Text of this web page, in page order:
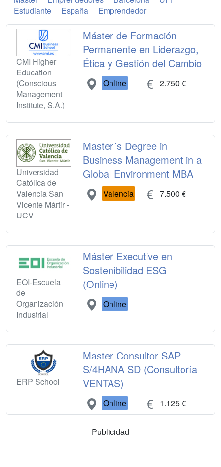
Estudiante
España Emprendedor
CMI Higher
Education
(Conscious
Management
Institute, S.A.)
Máster de Formación
Permanente en Liderazgo,
Ética y Gestión del Cambio
Online 2.750 €
Universidad
Católica de
Valencia San
Vicente Mártir -
UCV
Master´s Degree in
Business Management in a
Global Environment MBA
Valencia 7.500 €
EOI-Escuela
de
Organización
Industrial
Máster Executive en
Sostenibilidad ESG
(Online)
Online
ERP School
Master Consultor SAP
S/4HANA SD (Consultoría
VENTAS)
Online 1.125 €
Publicidad